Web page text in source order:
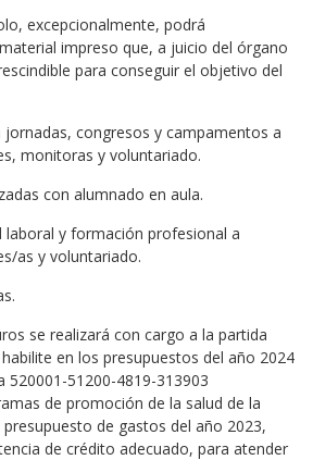
excepcionalmente, podrá
impreso que, a juicio del órgano
para conseguir el objetivo del
congresos y campamentos a
monitoras y voluntariado.
con alumnado en aula.
laboral y formación profesional a
as y voluntariado.
se realizará con cargo a la partida
en los presupuestos del año 2024
520001-51200-4819-313903
de promoción de la salud de la
de gastos del año 2023,
de crédito adecuado, para atender